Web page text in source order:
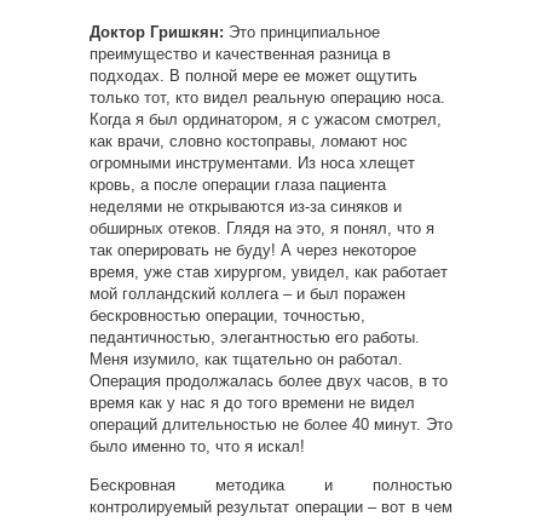
Доктор Гришкян: Это принципиальное
преимущество и качественная разница в
подходах. В полной мере ее может ощутить
только тот, кто видел реальную операцию носа.
Когда я был ординатором, я с ужасом смотрел,
как врачи, словно костоправы, ломают нос
огромными инструментами. Из носа хлещет
кровь, а после операции глаза пациента
неделями не открываются из-за синяков и
обширных отеков. Глядя на это, я понял, что я
так оперировать не буду! А через некоторое
время, уже став хирургом, увидел, как работает
мой голландский коллега – и был поражен
бескровностью операции, точностью,
педантичностью, элегантностью его работы.
Меня изумило, как тщательно он работал.
Операция продолжалась более двух часов, в то
время как у нас я до того времени не видел
операций длительностью не более 40 минут. Это
было именно то, что я искал!
Бескровная методика и полностью
контролируемый результат операции – вот в чем